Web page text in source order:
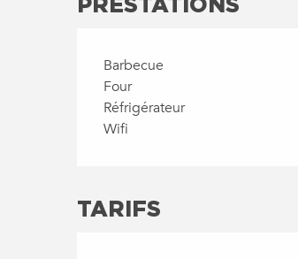
Barbecue
Four
Réfrigérateur
Wifi
TARIFS